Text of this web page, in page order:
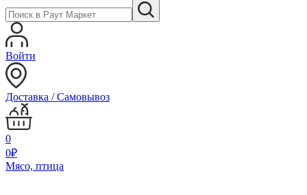
Войти
Доставка / Самовывоз
0
0₽
Мясо, птица